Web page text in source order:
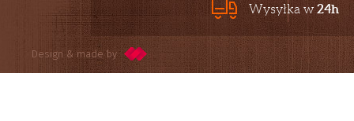
Wysyłka w 24h
Design & made by